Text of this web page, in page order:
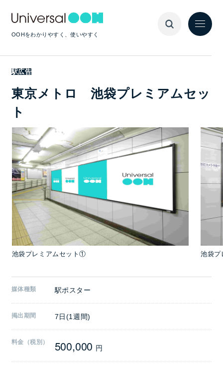
OOHをわかりやすく、使いやすく
駅広告
東京メトロ 池袋プレミアムセッ
ト
池袋プレミアムセット① 池袋
媒体種類 駅ポスター
掲出期間 7日(1週間)
料金（税別） 500,000 円